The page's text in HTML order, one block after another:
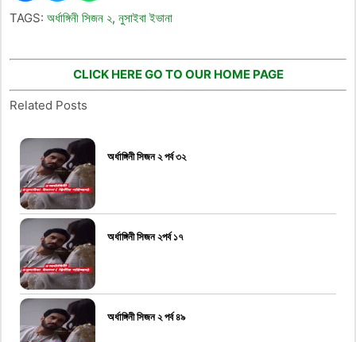
TAGS: অর্ধাঙ্গিনী সিজন ২, নুসাইবা ইভানা
CLICK HERE GO TO OUR HOME PAGE
Related Posts
অর্ধাঙ্গিনী সিজন ২ পর্ব ৩২
অর্ধাঙ্গিনী সিজন ২পর্ব ১৭
অর্ধাঙ্গিনী সিজন ২ পর্ব ৪৯